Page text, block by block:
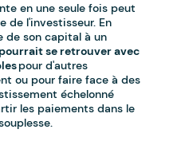
en une seule fois peut
de l'investisseur. En
de son capital à un
se retrouver avec
pour d'autres
ou pour faire face à des
échelonné
les paiements dans le